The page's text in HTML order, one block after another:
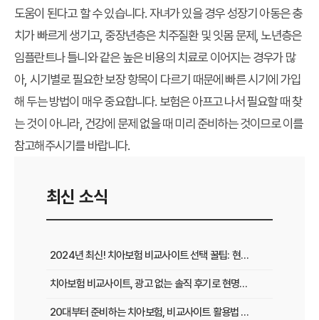
도움이 된다고 할 수 있습니다. 자녀가 있을 경우 성장기 아동은 충
치가 빠르게 생기고, 중장년층은 치주질환 및 잇몸 문제, 노년층은
임플란트나 틀니와 같은 높은 비용의 치료로 이어지는 경우가 많
아, 시기별로 필요한 보장 항목이 다르기 때문에 빠른 시기에 가입
해 두는 방법이 매우 중요합니다. 보험은 아프고 나서 필요할 때 찾
는 것이 아니라, 건강에 문제 없을 때 미리 준비하는 것이므로 이를
참고해주시기를 바랍니다.
최신 소식
2024년 최신! 치아보험 비교사이트 선택 꿀팁: 현명한 가입 전략 완벽 분석
치아보험 비교사이트, 광고 없는 솔직 후기로 현명하게 선택하는 법
20대부터 준비하는 치아보험, 비교사이트 활용법 A to Z